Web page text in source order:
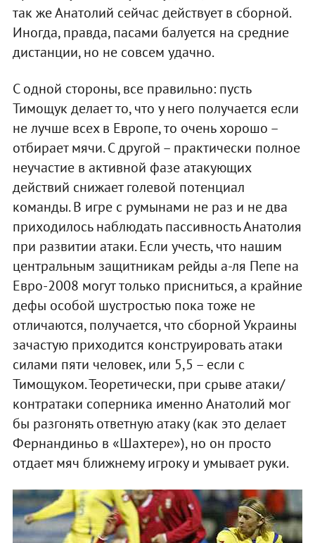
так же Анатолий сейчас действует в сборной.
Иногда, правда, пасами балуется на средние
дистанции, но не совсем удачно.
С одной стороны, все правильно: пусть
Тимощук делает то, что у него получается если
не лучше всех в Европе, то очень хорошо –
отбирает мячи. С другой – практически полное
неучастие в активной фазе атакующих
действий снижает голевой потенциал
команды. В игре с румынами не раз и не два
приходилось наблюдать пассивность Анатолия
при развитии атаки. Если учесть, что нашим
центральным защитникам рейды а-ля Пепе на
Евро-2008 могут только присниться, а крайние
дефы особой шустростью пока тоже не
отличаются, получается, что сборной Украины
зачастую приходится конструировать атаки
силами пяти человек, или 5,5 – если с
Тимощуком. Теоретически, при срыве атаки/
контратаки соперника именно Анатолий мог
бы разгонять ответную атаку (как это делает
Фернандиньо в «Шахтере»), но он просто
отдает мяч ближнему игроку и умывает руки.